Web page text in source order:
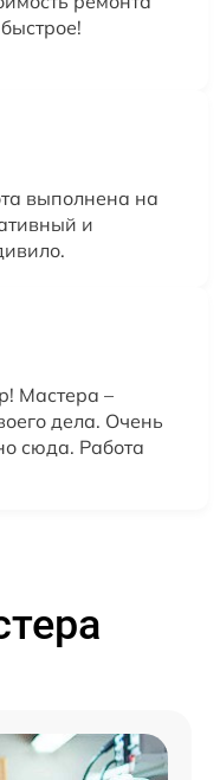
выполнена на
и
Мастера –
дела. Очень
сюда. Работа